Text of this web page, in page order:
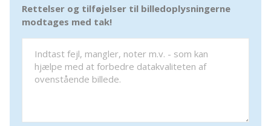
Rettelser og tilføjelser til billedoplysningerne
modtages med tak!